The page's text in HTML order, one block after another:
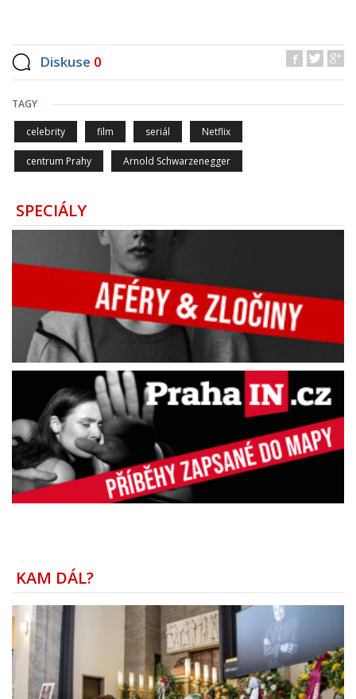
Diskuse 0
TAGY
celebrity film seriál Netflix
centrum Prahy Arnold Schwarzenegger
SPECIÁLY
KAM DÁL?